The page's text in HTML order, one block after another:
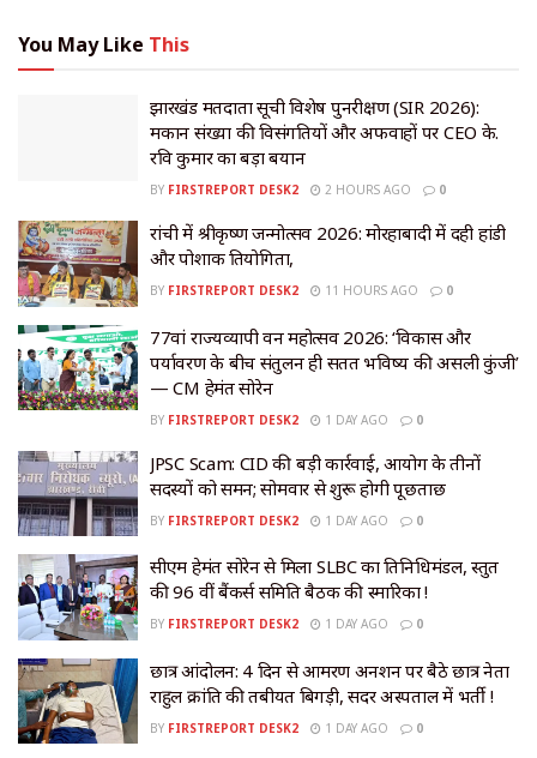
You May Like This
झारखंड मतदाता सूची विशेष पुनरीक्षण (SIR 2026):
मकान संख्या की विसंगतियों और अफवाहों पर CEO के.
रवि कुमार का बड़ा बयान
BY FIRSTREPORT DESK2 2 HOURS AGO 0
रांची में श्रीकृष्ण जन्मोत्सव 2026: मोरहाबादी में दही हांडी
और पोशाक प्रतियोगिता,
BY FIRSTREPORT DESK2 11 HOURS AGO 0
77वां राज्यव्यापी वन महोत्सव 2026: ‘विकास और
पर्यावरण के बीच संतुलन ही सतत भविष्य की असली कुंजी’
— CM हेमंत सोरेन
BY FIRSTREPORT DESK2 1 DAY AGO 0
JPSC Scam: CID की बड़ी कार्रवाई, आयोग के तीनों
सदस्यों को समन; सोमवार से शुरू होगी पूछताछ
BY FIRSTREPORT DESK2 1 DAY AGO 0
सीएम हेमंत सोरेन से मिला SLBC का प्रतिनिधिमंडल, प्रस्तुत
की 96 वीं बैंकर्स समिति बैठक की स्मारिका !
BY FIRSTREPORT DESK2 1 DAY AGO 0
छात्र आंदोलन: 4 दिन से आमरण अनशन पर बैठे छात्र नेता
राहुल क्रांति की तबीयत बिगड़ी, सदर अस्पताल में भर्ती !
BY FIRSTREPORT DESK2 1 DAY AGO 0